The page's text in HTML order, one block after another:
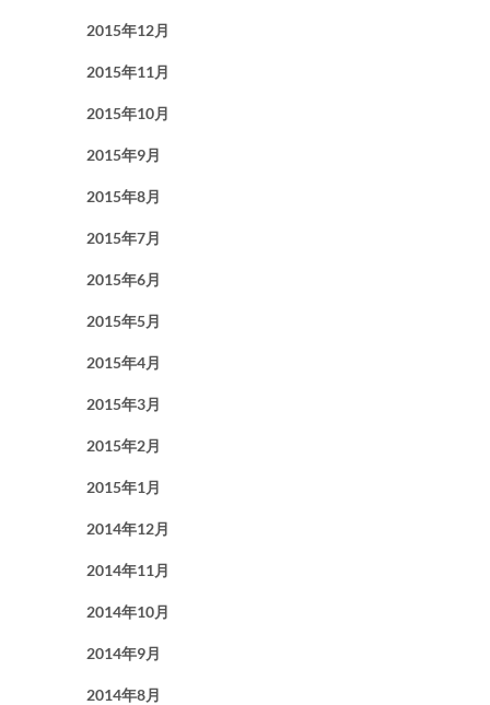
2015年12月
2015年11月
2015年10月
2015年9月
2015年8月
2015年7月
2015年6月
2015年5月
2015年4月
2015年3月
2015年2月
2015年1月
2014年12月
2014年11月
2014年10月
2014年9月
2014年8月